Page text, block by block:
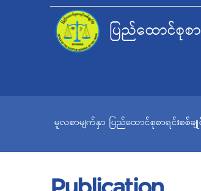
ပြည်ထောင်စုစာ
မူလစာမျက်နှာ ပြည်ထောင်စုစာရင်းစစ်ချု